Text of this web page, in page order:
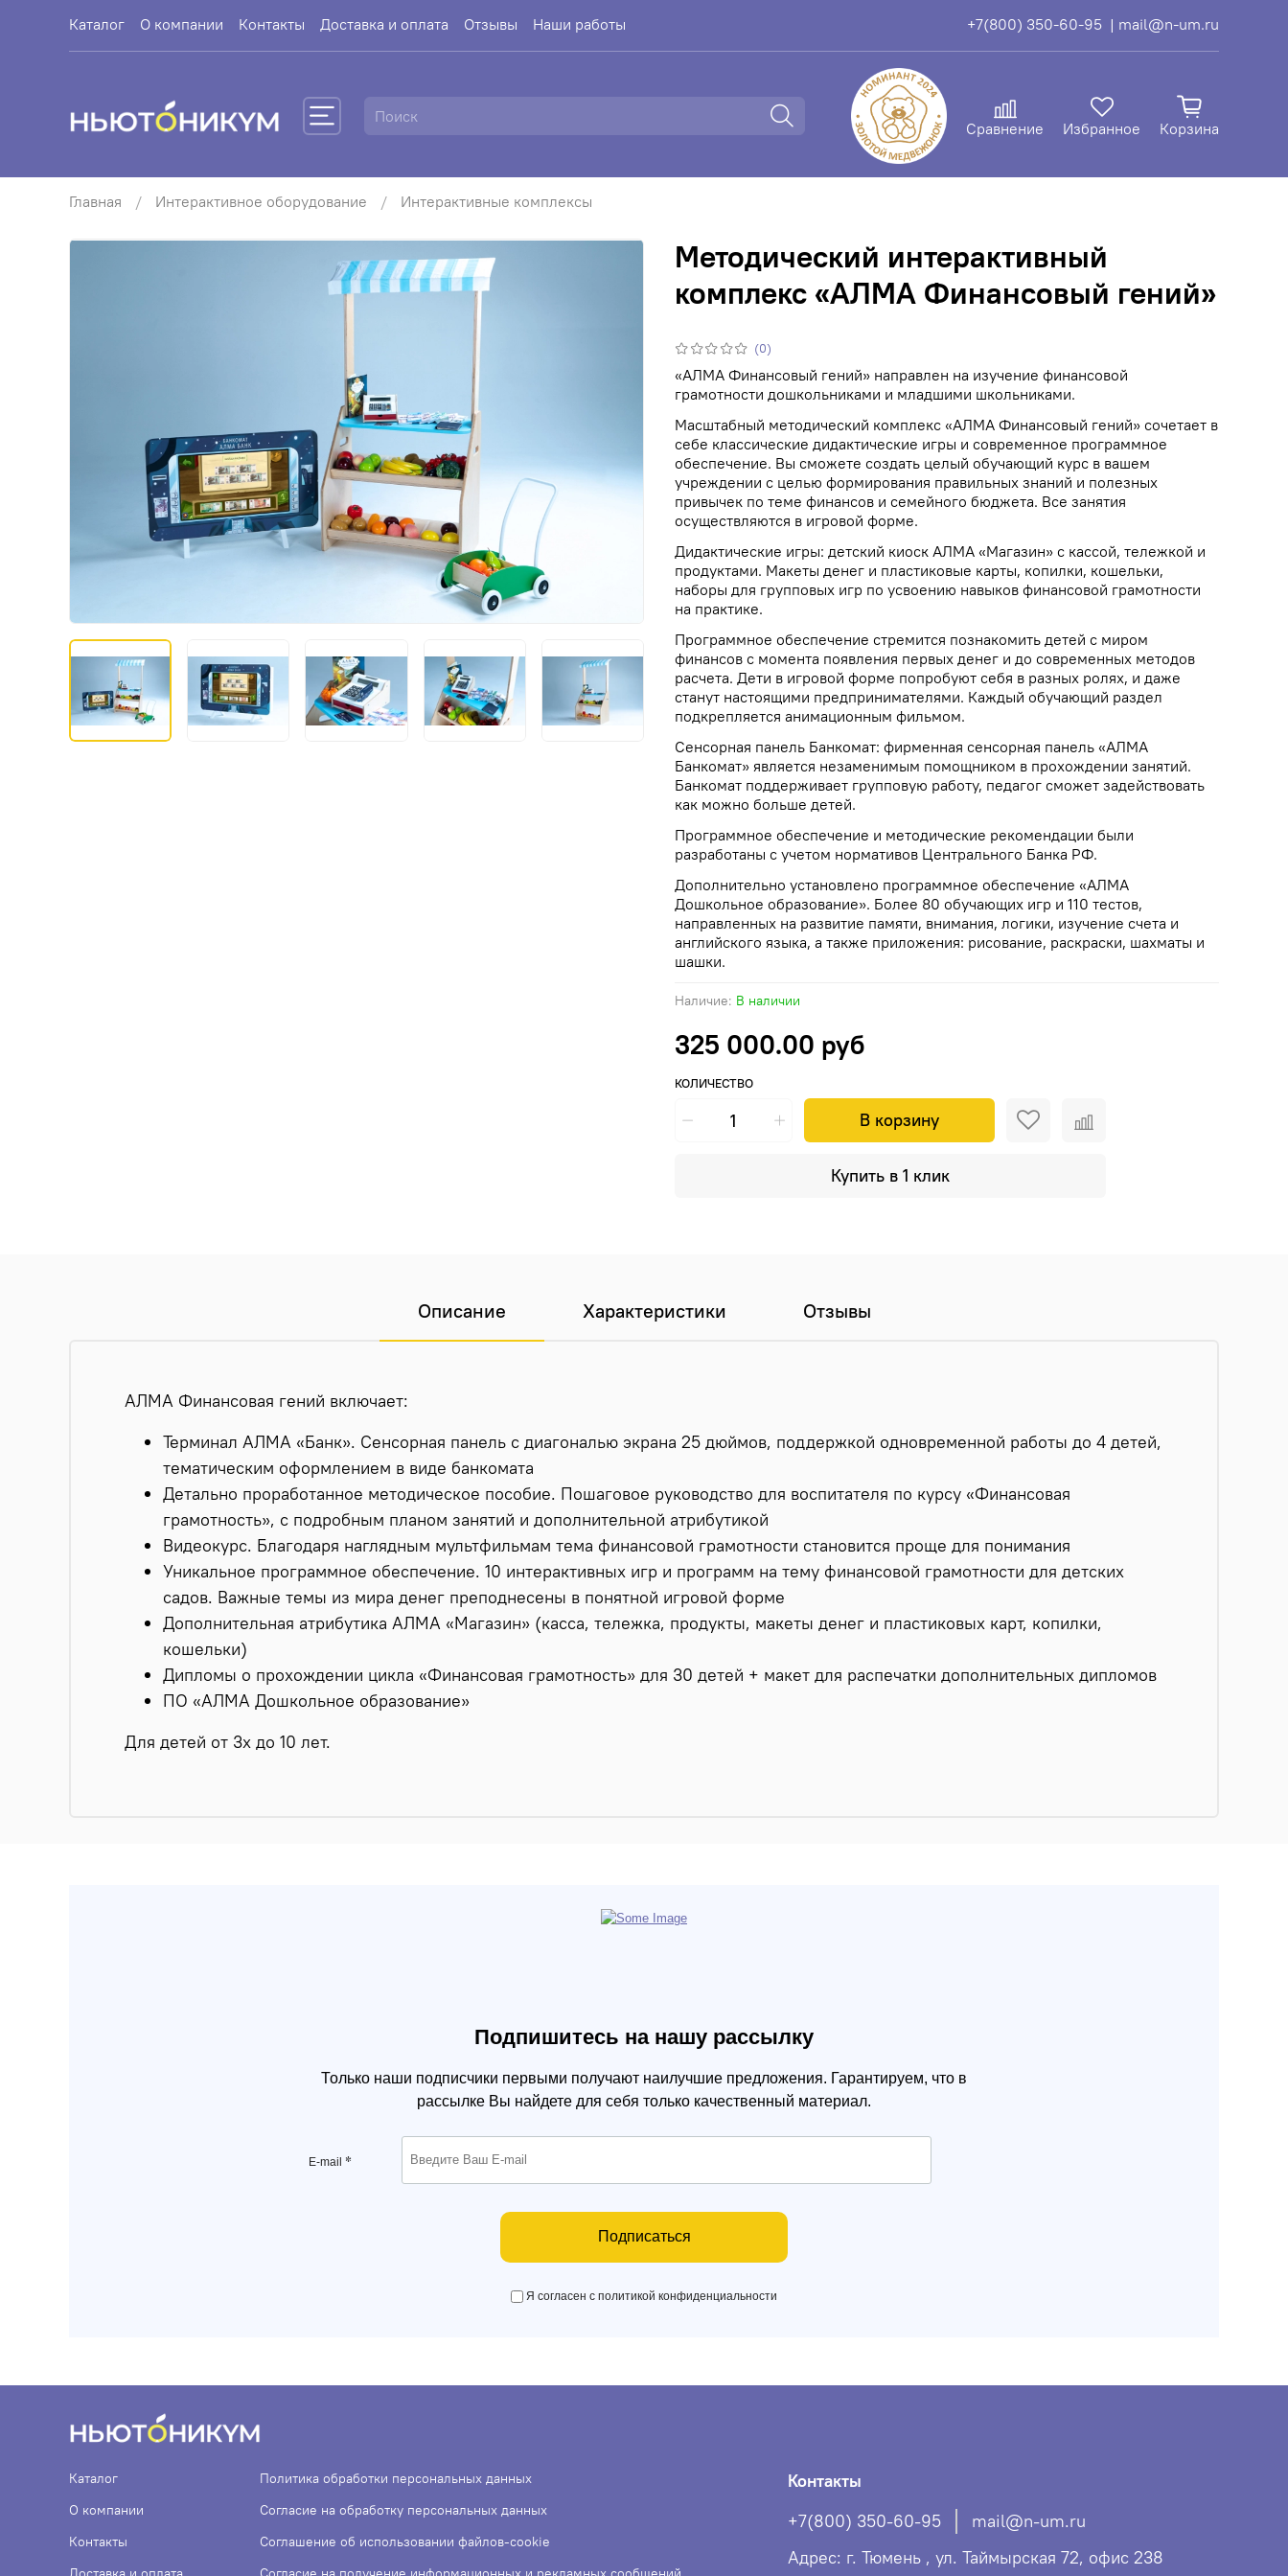
Каталог О компании Контакты Доставка и оплата Отзывы Наши работы +7(800) 350-60-95 | mail@n-um.ru
Сравнение Избранное Корзина
Главная Интерактивное оборудование Интерактивные комплексы
(0)
Наличие: В наличии
Методический интерактивный
комплекс «АЛМА Финансовый гений»
325 000.00 руб
КОЛИЧЕСТВО
В корзину
Купить в 1 клик
«АЛМА Финансовый гений» направлен на изучение финансовой
грамотности дошкольниками и младшими школьниками.
Масштабный методический комплекс «АЛМА Финансовый гений» сочетает в
себе классические дидактические игры и современное программное
обеспечение. Вы сможете создать целый обучающий курс в вашем
учреждении с целью формирования правильных знаний и полезных
привычек по теме финансов и семейного бюджета. Все занятия
осуществляются в игровой форме.
Дидактические игры: детский киоск АЛМА «Магазин» с кассой, тележкой и
продуктами. Макеты денег и пластиковые карты, копилки, кошельки,
наборы для групповых игр по усвоению навыков финансовой грамотности
на практике.
Программное обеспечение стремится познакомить детей с миром
финансов с момента появления первых денег и до современных методов
расчета. Дети в игровой форме попробуют себя в разных ролях, и даже
станут настоящими предпринимателями. Каждый обучающий раздел
подкрепляется анимационным фильмом.
Сенсорная панель Банкомат: фирменная сенсорная панель «АЛМА
Банкомат» является незаменимым помощником в прохождении занятий.
Банкомат поддерживает групповую работу, педагог сможет задействовать
как можно больше детей.
Программное обеспечение и методические рекомендации были
разработаны с учетом нормативов Центрального Банка РФ.
Дополнительно установлено программное обеспечение «АЛМА
Дошкольное образование». Более 80 обучающих игр и 110 тестов,
направленных на развитие памяти, внимания, логики, изучение счета и
английского языка, а также приложения: рисование, раскраски, шахматы и
шашки.
Описание Характеристики Отзывы
АЛМА Финансовая гений включает:
Терминал АЛМА «Банк». Сенсорная панель с диагональю экрана 25 дюймов, поддержкой одновременной работы до 4 детей,
тематическим оформлением в виде банкомата
Детально проработанное методическое пособие. Пошаговое руководство для воспитателя по курсу «Финансовая
грамотность», с подробным планом занятий и дополнительной атрибутикой
Видеокурс. Благодаря наглядным мультфильмам тема финансовой грамотности становится проще для понимания
Уникальное программное обеспечение. 10 интерактивных игр и программ на тему финансовой грамотности для детских
садов. Важные темы из мира денег преподнесены в понятной игровой форме
Дополнительная атрибутика АЛМА «Магазин» (касса, тележка, продукты, макеты денег и пластиковых карт, копилки,
кошельки)
Дипломы о прохождении цикла «Финансовая грамотность» для 30 детей + макет для распечатки дополнительных дипломов
ПО «АЛМА Дошкольное образование»
Для детей от 3х до 10 лет.
Подпишитесь на нашу рассылку
Только наши подписчики первыми получают наилучшие предложения. Гарантируем, что в
рассылке Вы найдете для себя только качественный материал.
E-mail *
Подписаться
Я согласен с политикой конфиденциальности
Каталог
О компании
Контакты
Политика обработки персональных данных
Согласие на обработку персональных данных
Соглашение об использовании файлов-cookie
Контакты
+7(800) 350-60-95
mail@n-um.ru
Адрес: г. Тюмень , ул. Таймырская 72, офис 238